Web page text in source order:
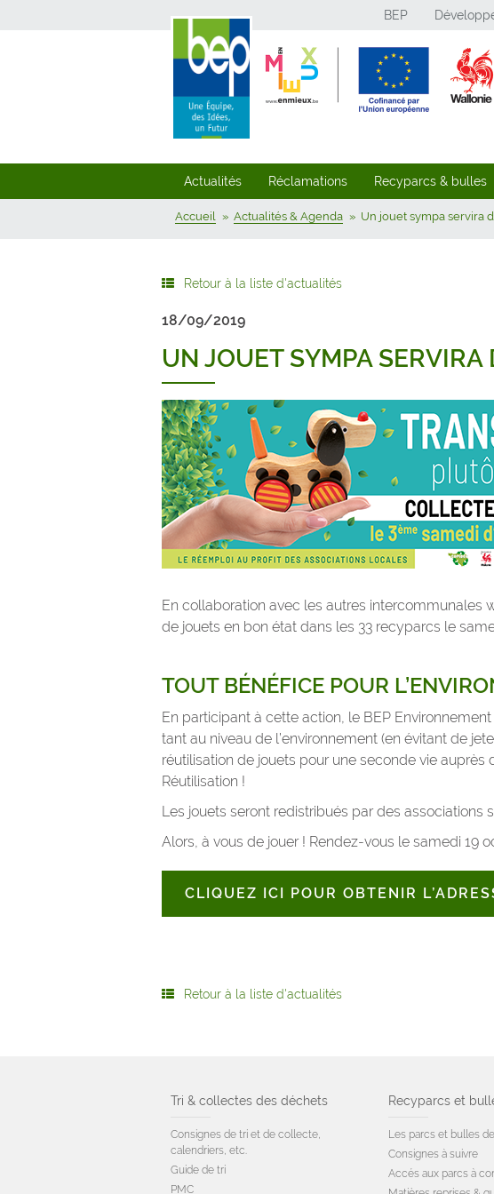
BEP
Actualités Réclamations Recyparcs & bulles
Accueil Actualités & Agenda Un jouet sympa servira
Retour à la liste d'actualités
18/09/2019
UN JOUET SYMPA SERVIRA
En collaboration avec les autres intercommunales
de jouets en bon état dans les 33 recyparcs le
TOUT BÉNÉFICE POUR
En participant à cette action, le BEP
tant au niveau de l’environnement (en évitant de
réutilisation de jouets pour une seconde vie
Réutilisation !
Les jouets seront redistribués par des associations
Alors, à vous de jouer ! Rendez-vous le samedi 19
CLIQUEZ ICI POUR OBTENIR
Retour à la liste d'actualités
Tri & collectes des déchets
Consignes de tri et de collecte,
calendriers, etc.
Guide de tri
PMC
Recyparcs et
Les parcs et bulles
Consignes à suivre
Accés aux parcs à